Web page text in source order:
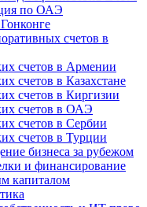
по ОАЭ
счетов в
счетов в Армении
счетов в Казахстане
счетов в Киргизии
счетов в ОАЭ
счетов в Сербии
счетов в Турции
бизнеса за рубежом
и финансирование
капиталом